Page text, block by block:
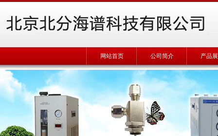
网站首页 公司简介 产品